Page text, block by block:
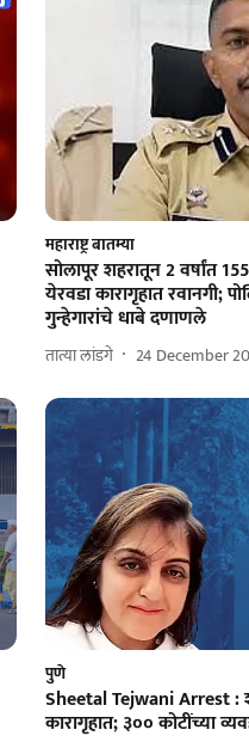
महाराष्ट्र बातम्या
सोलापूर शहरातून 2 वर्षांत
येरवडा कारागृहात रवानगी;
गुन्हेगारांचे धाबे दणाणले
तात्या लांडगे 24 December
पुणे
Sheetal Tejwani Arrest :
कारागृहात; ३०० कोटींच्या